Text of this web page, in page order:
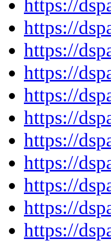
https://
https://
https://
https://
https://
https://
https://
https://
https://
https://
https://